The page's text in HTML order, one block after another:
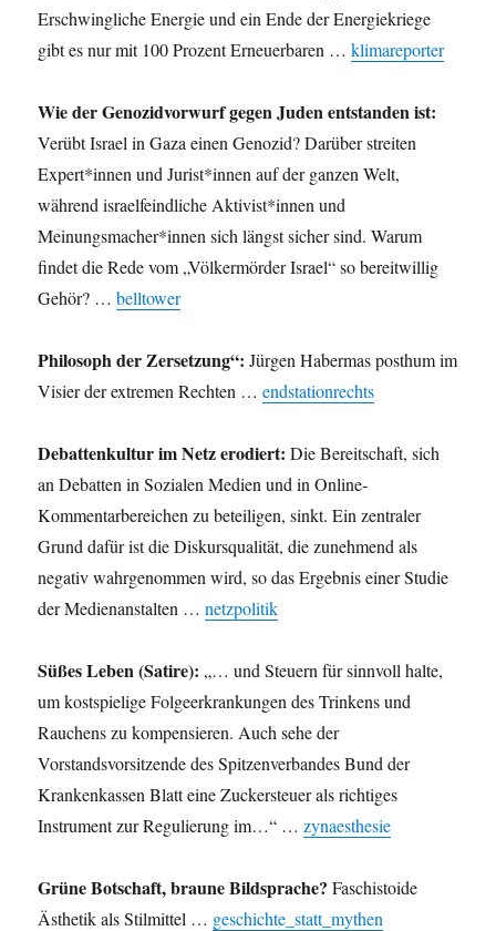
Erschwingliche Energie und ein Ende der Energiekriege
gibt es nur mit 100 Prozent Erneuerbaren …klimareporter
Wie der Genozidvorwurf gegen Juden entstanden ist:
Verübt Israel in Gaza einen Genozid? Darüber streiten
Expert*innen und Jurist*innen auf der ganzen Welt,
während israelfeindliche Aktivist*innen und
Meinungsmacher*innen sich längst sicher sind. Warum
findet die Rede vom „Völkermörder Israel“ so bereitwillig
Gehör? …belltower
Philosoph der Zersetzung“: Jürgen Habermas posthum im
Visier der extremen Rechten …endstationrechts
Debattenkultur im Netz erodiert: Die Bereitschaft, sich
an Debatten in Sozialen Medien und in Online-
Kommentarbereichen zu beteiligen, sinkt. Ein zentraler
Grund dafür ist die Diskursqualität, die zunehmend als
negativ wahrgenommen wird, so das Ergebnis einer Studie
der Medienanstalten …netzpolitik
Süßes Leben (Satire): „… und Steuern für sinnvoll halte,
um kostspielige Folgeerkrankungen des Trinkens und
Rauchens zu kompensieren. Auch sehe der
Vorstandsvorsitzende des Spitzenverbandes Bund der
Krankenkassen Blatt eine Zuckersteuer als richtiges
Instrument zur Regulierung im…“ …zynaesthesie
Grüne Botschaft, braune Bildsprache? Faschistoide
Ästhetik als Stilmittel … geschichte_statt_mythen